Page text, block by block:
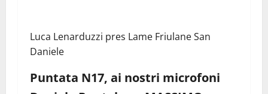
Luca Lenarduzzi pres Lame Friulane San
Daniele
Puntata N17, ai nostri microfoni